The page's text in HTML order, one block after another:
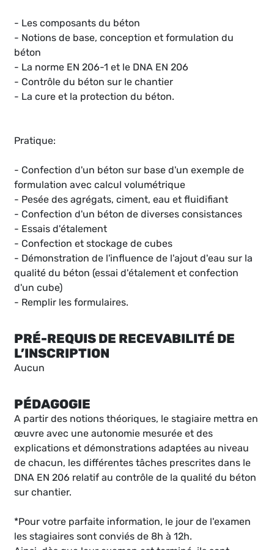
- Les composants du béton
- Notions de base, conception et formulation du
béton
- La norme EN 206-1 et le DNA EN 206
- Contrôle du béton sur le chantier
- La cure et la protection du béton.
Pratique:
- Confection d'un béton sur base d'un exemple de
formulation avec calcul volumétrique
- Pesée des agrégats, ciment, eau et fluidifiant
- Confection d'un béton de diverses consistances
- Essais d'étalement
- Confection et stockage de cubes
- Démonstration de l'influence de l'ajout d'eau sur la
qualité du béton (essai d'étalement et confection
d'un cube)
- Remplir les formulaires.
PRÉ-REQUIS DE RECEVABILITÉ DE
L’INSCRIPTION
Aucun
PÉDAGOGIE
A partir des notions théoriques, le stagiaire mettra en
œuvre avec une autonomie mesurée et des
explications et démonstrations adaptées au niveau
de chacun, les différentes tâches prescrites dans le
DNA EN 206 relatif au contrôle de la qualité du béton
sur chantier.
*Pour votre parfaite information, le jour de l'examen
les stagiaires sont conviés de 8h à 12h.